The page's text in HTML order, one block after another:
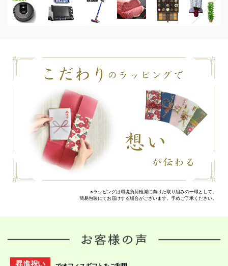
※ラッピングは環境負荷軽減に向けた取り組みの一環として、
簡易包装にてお届けする場合がございます。予めご了承ください。
昇進祝い